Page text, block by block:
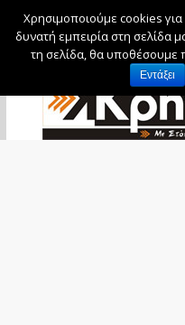
Πέμπτη, 6
Χρησιμοποιούμε cookies
δυνατή εμπειρία στη σελίδα
τη σελίδα, θα υποθέσουμε
Εντάξει